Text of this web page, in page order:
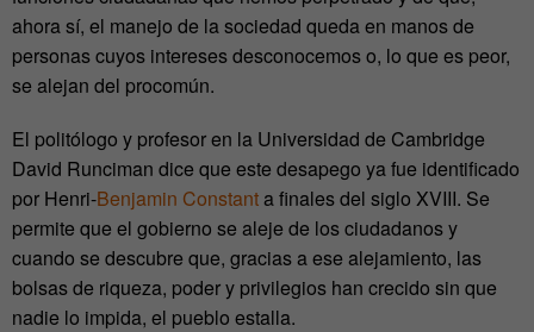
ahora sí, el manejo de la sociedad queda en manos de
personas cuyos intereses desconocemos o, lo que es peor,
se alejan del procomún.
El politólogo y profesor en la Universidad de Cambridge
David Runciman dice que este desapego ya fue identificado
por Henri-Benjamin Constanta finales del siglo XVIII. Se
permite que el gobierno se aleje de los ciudadanos y
cuando se descubre que, gracias a ese alejamiento, las
bolsas de riqueza, poder y privilegios han crecido sin que
nadie lo impida, el pueblo estalla.